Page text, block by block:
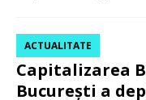
Capitalizarea
București a
ACTUALITATE